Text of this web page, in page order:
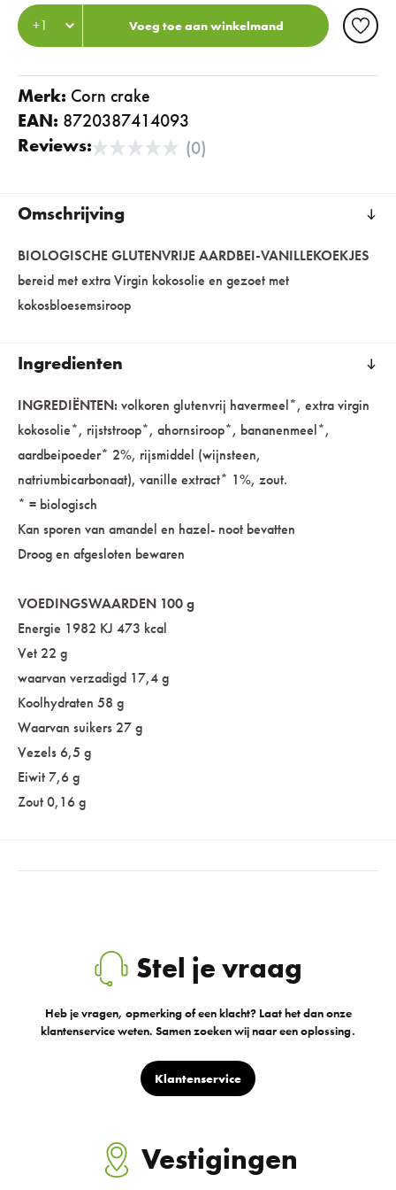
Voeg toe aan winkelmand
Merk:
corn crake
EAN: 8720387414093
Reviews:
(0)
Omschrijving
BIOLOGISCHE GLUTENVRIJE AARDBEI-VANILLEKOEKJES
bereid met extra Virgin kokosolie en gezoet met
kokosbloesemsiroop
Ingredienten
INGREDIËNTEN:volkoren glutenvrij havermeel*, extra virgin
kokosolie*, rijststroop*, ahornsiroop*, bananenmeel*,
aardbeipoeder* 2%, rijsmiddel (wijnsteen,
natriumbicarbonaat), vanille extract* 1%, zout.
* = biologisch
Kan sporen van amandel en hazel- noot bevatten
Droog en afgesloten bewaren
VOEDINGSWAARDEN 100 g
Energie 1982 KJ 473 kcal
Vet 22 g
waarvan verzadigd 17,4 g
Koolhydraten 58 g
Waarvan suikers 27 g
Vezels 6,5 g
Eiwit 7,6 g
Zout 0,16 g
Stel je vraag
Heb je vragen, opmerking of een klacht? Laat het dan onze
klantenservice weten. Samen zoeken wij naar een oplossing.
Klantenservice
Vestigingen